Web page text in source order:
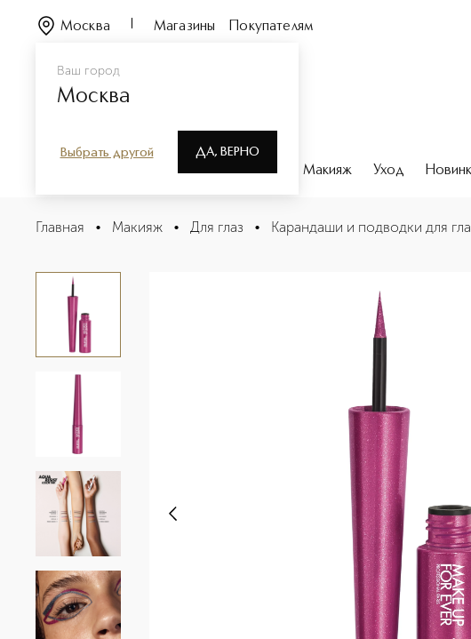
Ваш город
Москва
Выбрать другой ДА, ВЕРНО
Москва Магазины Покупателям
Парфюмерия Макияж Уход
AQUA RESIST COLOR INK Водостойкая жидкая подводка для глаз
Описание
Главная • Макияж • Для глаз • Карандаши и подводки для